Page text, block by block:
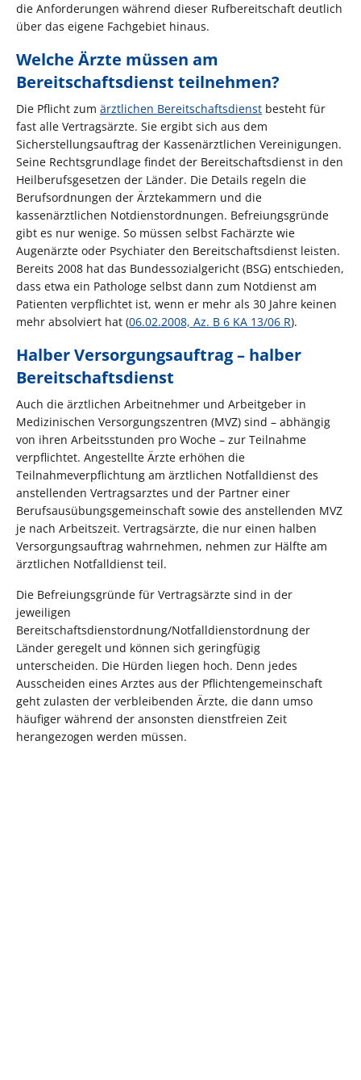
die Anforderungen während dieser Rufbereitschaft deutlich
über das eigene Fachgebiet hinaus.
Welche Ärzte müssen am
Bereitschaftsdienst teilnehmen?
Die Pflicht zum ärztlichen Bereitschaftsdienst besteht für
fast alle Vertragsärzte. Sie ergibt sich aus dem
Sicherstellungsauftrag der Kassenärztlichen Vereinigungen.
Seine Rechtsgrundlage findet der Bereitschaftsdienst in den
Heilberufsgesetzen der Länder. Die Details regeln die
Berufsordnungen der Ärztekammern und die
kassenärztlichen Notdienstordnungen. Befreiungsgründe
gibt es nur wenige. So müssen selbst Fachärzte wie
Augenärzte oder Psychiater den Bereitschaftsdienst leisten.
Bereits 2008 hat das Bundessozialgericht (BSG) entschieden,
dass etwa ein Pathologe selbst dann zum Notdienst am
Patienten verpflichtet ist, wenn er mehr als 30 Jahre keinen
mehr absolviert hat (06.02.2008, Az. B 6 KA 13/06 R).
Halber Versorgungsauftrag – halber
Bereitschaftsdienst
Auch die ärztlichen Arbeitnehmer und Arbeitgeber in
Medizinischen Versorgungszentren (MVZ) sind – abhängig
von ihren Arbeitsstunden pro Woche – zur Teilnahme
verpflichtet. Angestellte Ärzte erhöhen die
Teilnahmeverpflichtung am ärztlichen Notfalldienst des
anstellenden Vertragsarztes und der Partner einer
Berufsausübungsgemeinschaft sowie des anstellenden MVZ
je nach Arbeitszeit. Vertragsärzte, die nur einen halben
Versorgungsauftrag wahrnehmen, nehmen zur Hälfte am
ärztlichen Notfalldienst teil.
Die Befreiungsgründe für Vertragsärzte sind in der
jeweiligen
Bereitschaftsdienstordnung/Notfalldienstordnung der
Länder geregelt und können sich geringfügig
unterscheiden. Die Hürden liegen hoch. Denn jedes
Ausscheiden eines Arztes aus der Pflichtengemeinschaft
geht zulasten der verbleibenden Ärzte, die dann umso
häufiger während der ansonsten dienstfreien Zeit
herangezogen werden müssen.